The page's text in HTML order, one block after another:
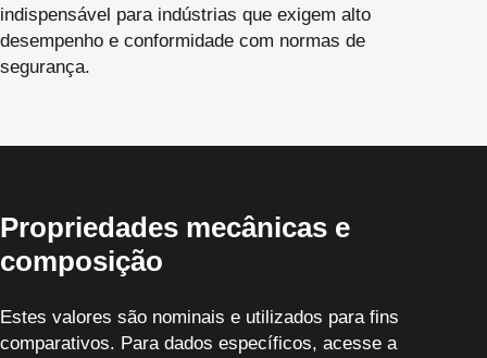
indispensável para indústrias que exigem alto
desempenho e conformidade com normas de
segurança.
Propriedades mecânicas e
composição
Estes valores são nominais e utilizados para fins
comparativos. Para dados específicos, acesse a